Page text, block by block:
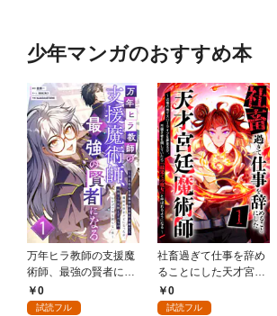
少年マンガのおすすめ本
万年ヒラ教師の支援魔
術師、最強の賢者にな
る～不人気の支援魔術
師は給料泥棒だと魔術
0
試読フル
社畜過ぎて仕事を辞め
ることにした天才宮廷
魔術師～辺境の地でス
ローライフを夢見る
0
試読フル